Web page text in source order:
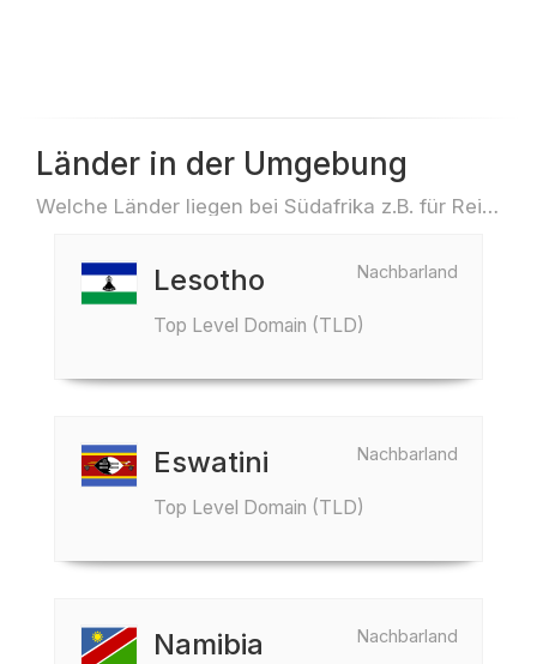
Länder in der Umgebung
Welche Länder liegen bei Südafrika z.B. für Reisen oder Flüge
Nachbarland
Lesotho
Top Level Domain (TLD)
Nachbarland
Eswatini
Top Level Domain (TLD)
Nachbarland
Namibia